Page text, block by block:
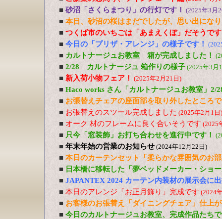
■ 砂沼「さくらまつり」の行灯です！ (2025年3月
■ 本日、砂沼の桜はまだでしたが、思い出にな
■ つくば市のいちごは「あまえくぼ」だそうです
■ 今日の「プリザ・アレンジ」の様子です！
■ カルトナージュお教室 箱が完成しました！
■ 2/28 カルトナージュ 箱作りの様子 (2025年3月
■ 新入荷小物フェア！ (2025年2月21日)
■ Haco works さん「カルトナージュお教室」2/
■ お張替えチェアの座面部を取り外したところ
■ お張替えのスツール完成しました (2025年2月1日)
■ オーク 材のフレームに良く合いそうです (2025
■ 只今「窓装飾」お打ち合わせを進行中です！
■ 年末年始の営業のお知らせ (2024年12月22日)
■ 本日のカーテンセット「柔らかな雰囲気のお
■ 日本橋に移転した「夢ベッドメーカー・ショ
■ JAPANTEX 2024 カーテン内装材の展示会に
■ 本日のアレンジ「お正月飾り」完成です (2024
■ お客様のお張替え「ダイニングチェア」仕上
■ 今日のカルトナージュお教室、完成作品たち